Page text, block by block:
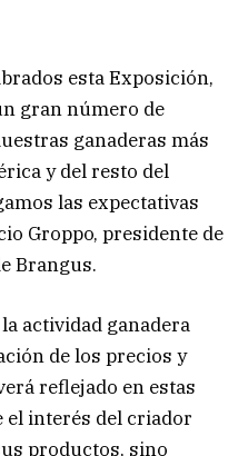
esta Exposición,
gran número de
ganaderas más
y del resto del
las expectativas
Groppo, presidente de
Brangus.
actividad ganadera
de los precios y
reflejado en estas
el interés del criador
productos, sino